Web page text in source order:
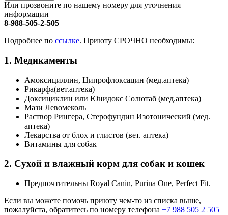
Или прозвоните по нашему номеру для уточнения
информации
8-988-505-2-505
Подробнее по ссылке. Приюту СРОЧНО необходимы:
1. Медикаменты
Амоксициллин, Ципрофлоксацин (мед.аптека)
Рикарфа(вет.аптека)
Доксициклин или Юнидокс Солютаб (мед.аптека)
Мази Левомеколь
Раствор Рингера, Стерофундин Изотонический (мед.
аптека)
Лекарства от блох и глистов (вет. аптека)
Витамины для собак
2. Сухой и влажный корм для собак и кошек
Предпочтительны Royal Canin, Purina One, Perfect Fit.
Если вы можете помочь приюту чем-то из списка выше,
пожалуйста, обратитесь по номеру телефона +7 988 505 2 505